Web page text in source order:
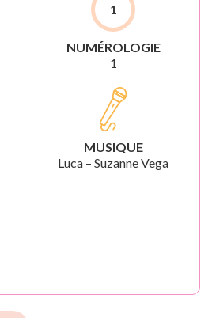
1
NUMÉROLOGIE
1
MUSIQUE
Luca – Suzanne Vega